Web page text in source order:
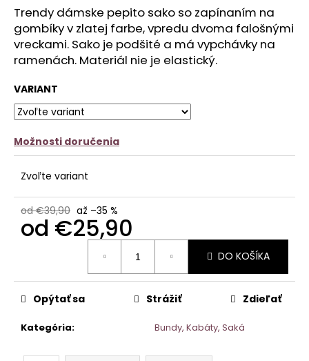
z
5
hviezdičiek.
Trendy dámske pepito sako so zapínaním na
gombíky v zlatej farbe, vpredu dvoma falošnými
vreckami. Sako je podšité a má vypchávky na
ramenách. Materiál nie je elastický.
VARIANT
Možnosti doručenia
Zvoľte variant
od €39,90 až –35 %
od €25,90
DO KOŠÍKA
Kategória: Bundy, Kabáty, Saká
Opýtať sa Strážiť Zdieľať
a
m
e
NUENO
€12,90